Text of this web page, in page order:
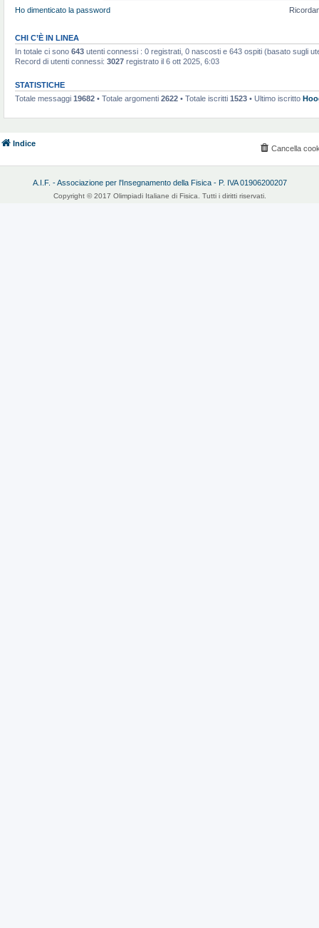
Ho dimenticato la password
CHI C’È IN LINEA
In totale ci sono 643 utenti connessi : 0 registrati, 0 nascosti e 643 ospiti (basato sugli
Record di utenti connessi: 3027 registrato il 6 ott 2025, 6:03
STATISTICHE
Totale messaggi 19682 • Totale argomenti 2622 • Totale iscritti 1523 • Ultimo iscritto
Indice
Cancella
A.I.F. - Associazione per l'Insegnamento della Fisica - P. IVA 01906200207
Copyright © 2017 Olimpiadi Italiane di Fisica. Tutti i diritti riservati.